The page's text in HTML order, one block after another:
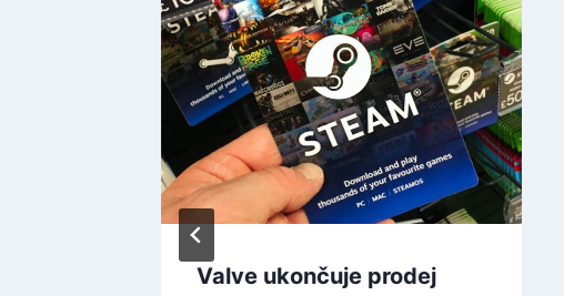
Valve ukončuje prodej